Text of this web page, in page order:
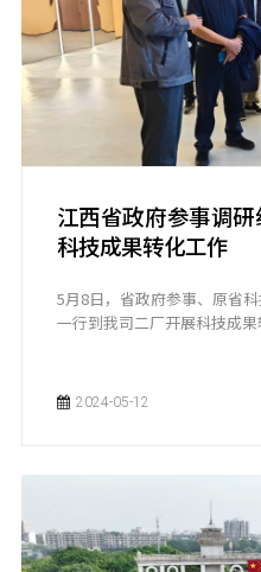
江西省政府参事调
科技成果转化工作
5月8日，省政府参事、原省
一行到我司二厂开展科技成果
2024-05-12